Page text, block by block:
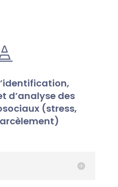
d’analyse des
(stress,